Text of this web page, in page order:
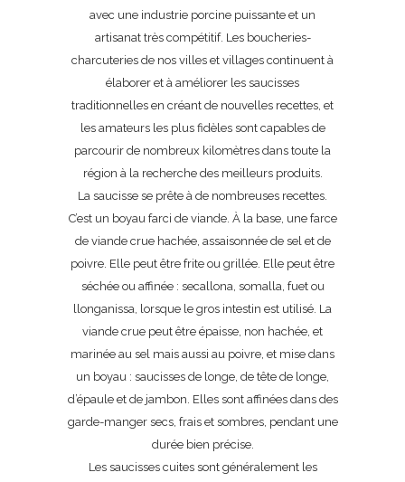
avec une industrie porcine puissante et un
artisanat très compétitif. Les boucheries-
charcuteries de nos villes et villages continuent à
élaborer et à améliorer les saucisses
traditionnelles en créant de nouvelles recettes, et
les amateurs les plus fidèles sont capables de
parcourir de nombreux kilomètres dans toute la
région à la recherche des meilleurs produits.
La saucisse se prête à de nombreuses recettes.
C’est un boyau farci de viande. À la base, une farce
de viande crue hachée, assaisonnée de sel et de
poivre. Elle peut être frite ou grillée. Elle peut être
séchée ou affinée : secallona, somalla, fuet ou
llonganissa, lorsque le gros intestin est utilisé. La
viande crue peut être épaisse, non hachée, et
marinée au sel mais aussi au poivre, et mise dans
un boyau : saucisses de longe, de tête de longe,
d’épaule et de jambon. Elles sont affinées dans des
garde-manger secs, frais et sombres, pendant une
durée bien précise.
Les saucisses cuites sont généralement les